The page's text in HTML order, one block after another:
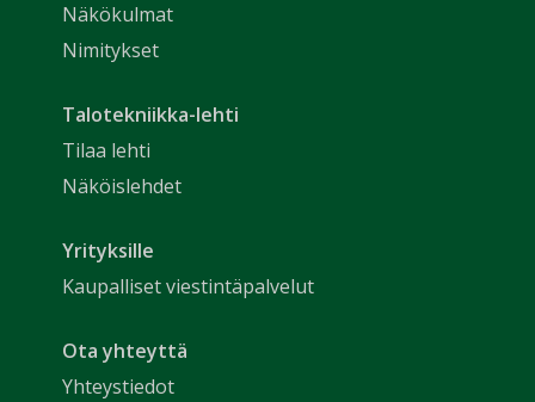
Näkökulmat
Nimitykset
Talotekniikka-lehti
Tilaa lehti
Näköislehdet
Yrityksille
Kaupalliset viestintäpalvelut
Ota yhteyttä
Yhteystiedot